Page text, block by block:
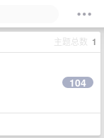
主题总数 1
104